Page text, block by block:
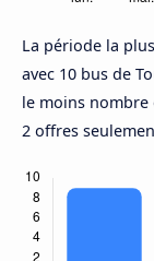
La période la
avec 10 bus de
le moins nombre
2 offres